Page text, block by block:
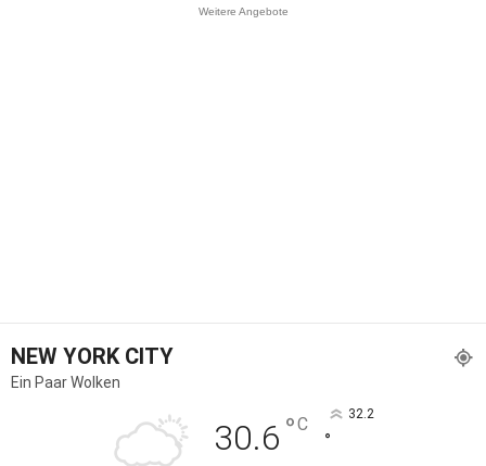
Weitere Angebote
NEW YORK CITY
Ein Paar Wolken
30.6 °C 32.2
°